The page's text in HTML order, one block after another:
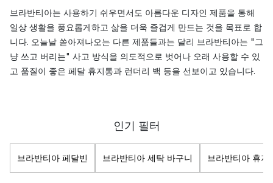
브라반티아는 사용하기 쉬우면서도 아름다운 디자인 제품을 통해
일상 생활을 풍요롭게하고 삶을 더욱 즐겁게 만드는 것을 목표로 합
니다. 오늘날 쏟아져나오는 다른 제품들과는 달리 브라반티아는 "그
냥 쓰고 버리는" 사고 방식을 의도적으로 벗어나 오래 사용할 수 있
고 품질이 좋은 페달 휴지통과 런더리 백 등을 선보이고 있습니다.
인기 필터
브라반티아 페달빈 브라반티아 세탁 바구니 브라반티아 휴지